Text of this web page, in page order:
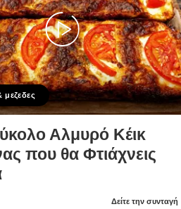
μεζεδες
Αλμυρό Κέικ
που θα Φτιάχνεις
Δείτε την συνταγή